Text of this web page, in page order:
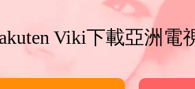
Viki下載亞洲電